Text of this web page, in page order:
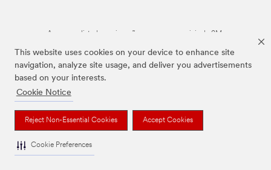
This website uses cookies on your device to enhance site
navigation, analyze site usage, and deliver you advertisements
based on your interests.
Cookie Notice
Reject Non-Essential Cookies Accept Cookies
Cookie Preferences
As marcas listadas a cima são marcas comerciais da 3M.